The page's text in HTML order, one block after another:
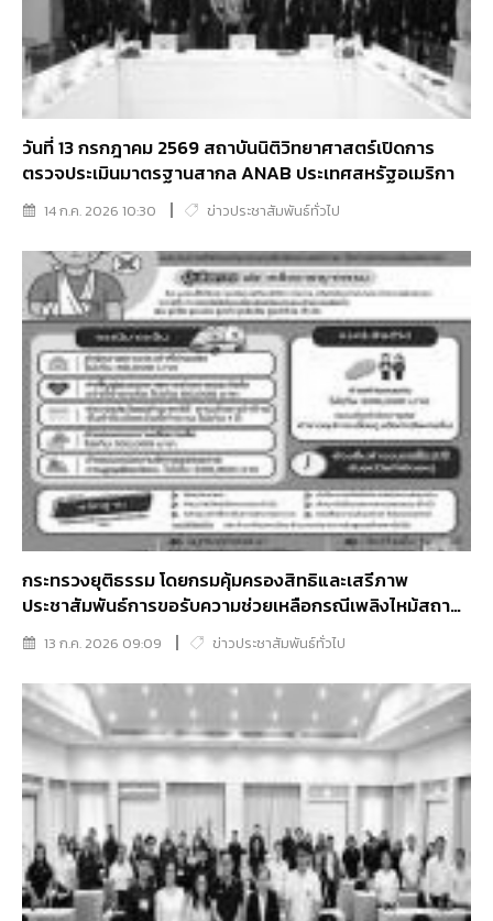
วันที่ 13 กรกฎาคม 2569 สถาบันนิติวิทยาศาสตร์เปิดการ
ตรวจประเมินมาตรฐานสากล ANAB ประเทศสหรัฐอเมริกา
14 ก.ค. 2026 10:30 ข่าวประชาสัมพันธ์ทั่วไป
กระทรวงยุติธรรม โดยกรมคุ้มครองสิทธิและเสรีภาพ
ประชาสัมพันธ์การขอรับความช่วยเหลือกรณีเพลิงไหม้สถาน
บันเทิงย่านลาดพร้าว มีผู้บาดเจ็บและเสียชีวิตจำนวนมาก
13 ก.ค. 2026 09:09 ข่าวประชาสัมพันธ์ทั่วไป